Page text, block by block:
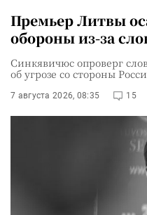
Премьер Литвы
обороны из-за
Синкявичюс опроверг
об угрозе со стороны
7 августа 2026, 08:35 15